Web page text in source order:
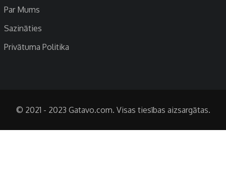
Par Mums
Sazināties
Privātuma Politika
© 2021 - 2023 Gatavo.com. Visas tiesības aizsargātas.